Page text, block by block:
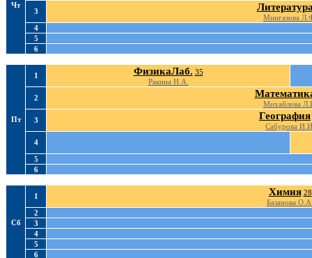
Чт
3
Мингазова
4
5
6
Пт
1 ФизикаЛаб. 35
Ракина Н.А.
2
Михайлова
3
География
Сабурова
4
5
6
Сб
1 Химия 28
Базанова
2
3
4
5
6